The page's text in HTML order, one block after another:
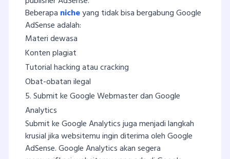
Beberapa nicheyang tidak bisa bergabung Google
AdSense adalah:
Materi dewasa
Konten plagiat
Tutorial hacking atau cracking
Obat-obatan ilegal
5. Submit ke Google Webmaster dan Google
Analytics
Submit ke Google Analytics juga menjadi langkah
krusial jika websitemu ingin diterima oleh Google
AdSense. Google Analytics akan segera